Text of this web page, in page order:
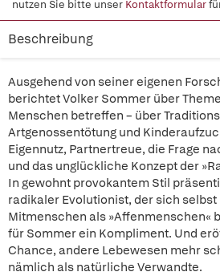
nutzen Sie bitte unser Kontaktformular
Beschreibung
Ausgehend von seiner eigenen
berichtet Volker Sommer über
Menschen betreffen – über
Artgenossentötung und
Eigennutz, Partnertreue, die Frage
und das unglückliche Konzept der
In gewohnt provokantem Stil
radikaler Evolutionist, der sich selbst
Mitmenschen als »Affenmenschen«
für Sommer ein Kompliment. Und
Chance, andere Lebewesen mehr
nämlich als natürliche Verwandte.